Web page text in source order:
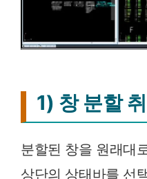
1) 창 분할
분할된 창을 원래대
상단의 상태바를 선